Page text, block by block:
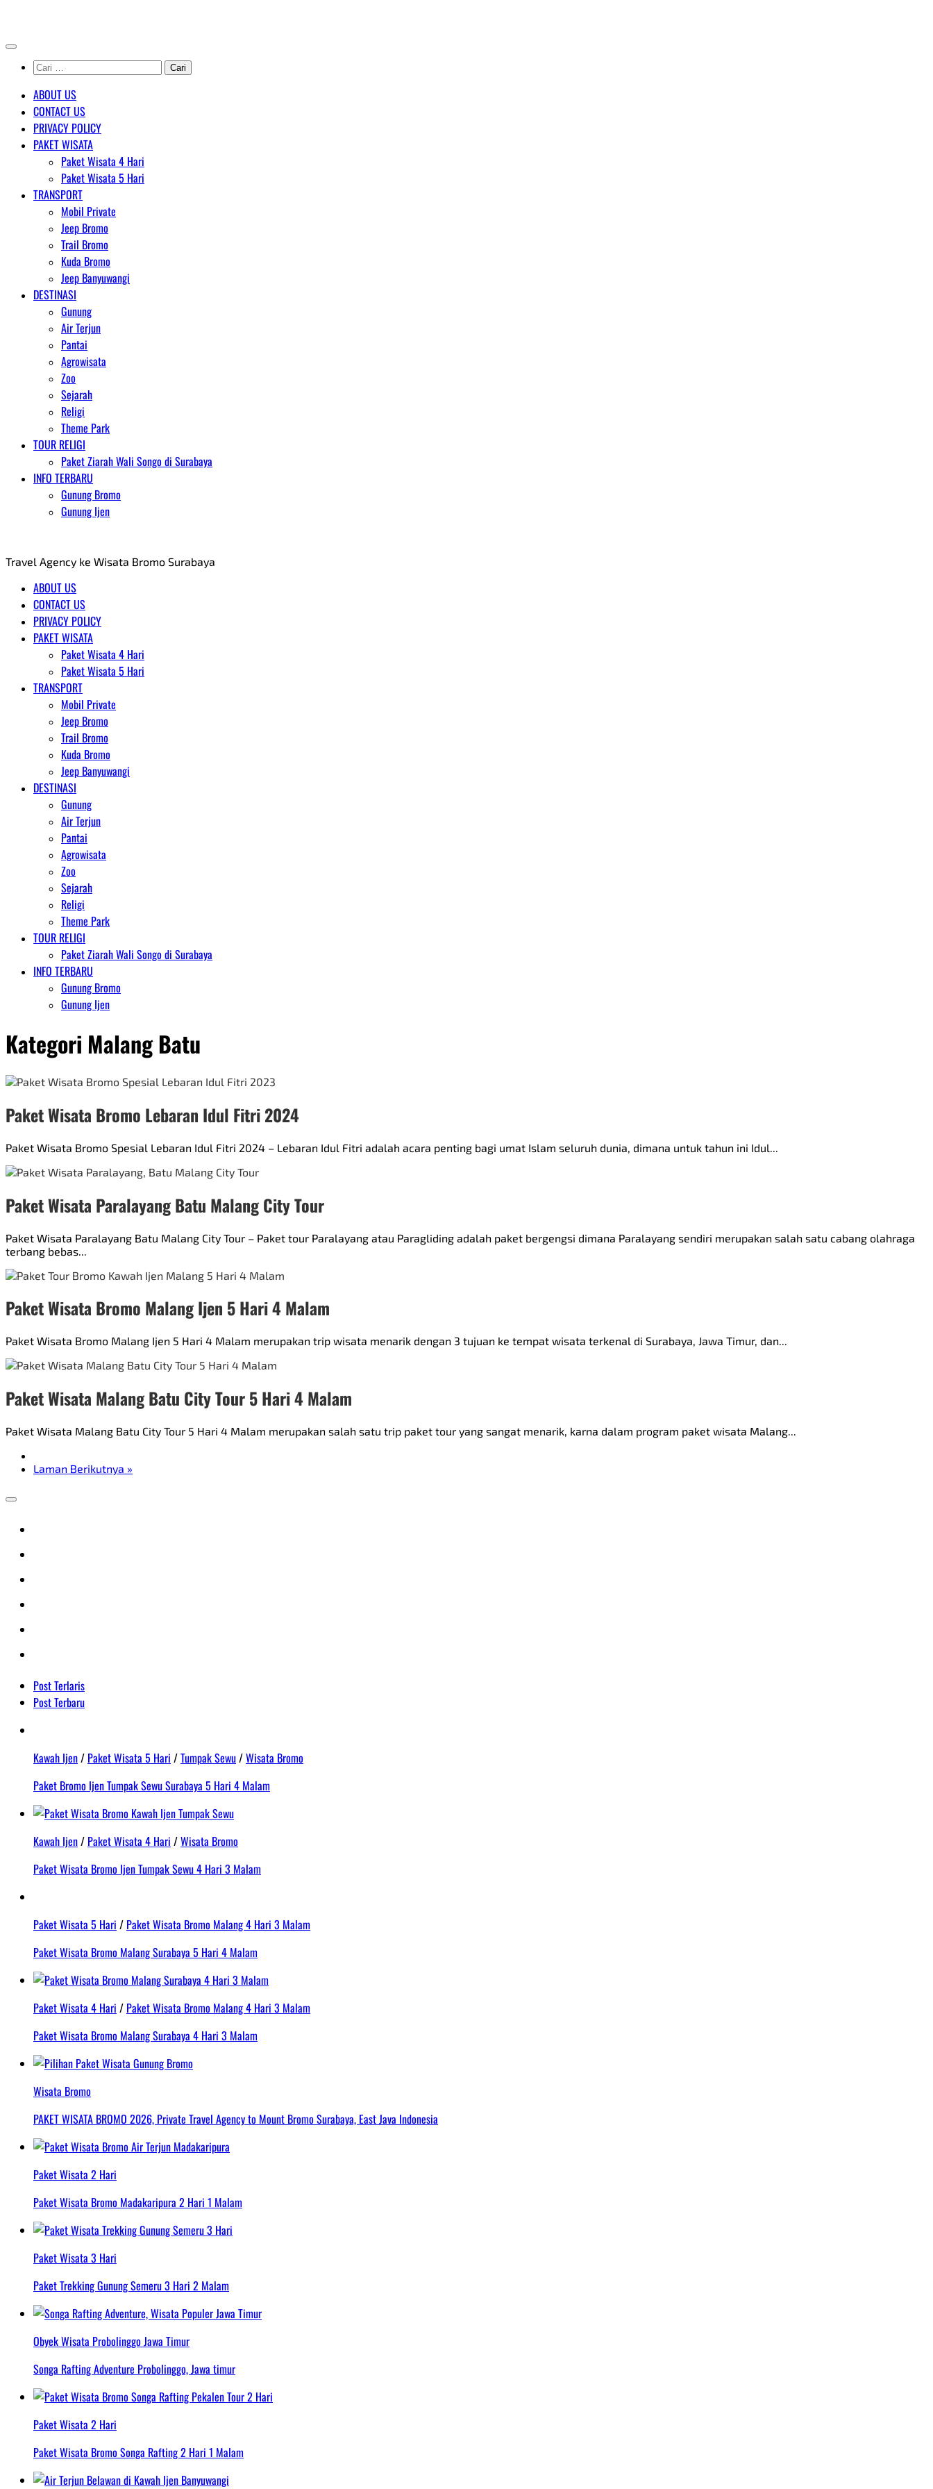
content
Cari
untuk:
ABOUT US
CONTACT US
PRIVACY POLICY
PAKET WISATA
Paket Wisata 4 Hari
Paket Wisata 5 Hari
TRANSPORT
Mobil Private
Jeep Bromo
Trail Bromo
Kuda Bromo
Jeep Banyuwangi
DESTINASI
Gunung
Air Terjun
Pantai
Agrowisata
Zoo
Sejarah
Religi
Theme Park
TOUR RELIGI
Paket Ziarah Wali Songo di Surabaya
INFO TERBARU
Gunung Bromo
Gunung Ijen
Travel Agency ke Wisata Bromo Surabaya
ABOUT US
CONTACT US
PRIVACY POLICY
PAKET WISATA
Paket Wisata 4 Hari
Paket Wisata 5 Hari
TRANSPORT
Mobil Private
Jeep Bromo
Trail Bromo
Kuda Bromo
Jeep Banyuwangi
DESTINASI
Gunung
Air Terjun
Pantai
Agrowisata
Zoo
Sejarah
Religi
Theme Park
TOUR RELIGI
Paket Ziarah Wali Songo di Surabaya
INFO TERBARU
Gunung Bromo
Gunung Ijen
Kategori Malang Batu
Paket Wisata Bromo Lebaran Idul Fitri 2024
Paket Wisata Bromo Spesial Lebaran Idul Fitri 2024 – Lebaran Idul Fitri adalah acara penting bagi umat Islam seluruh dunia, dimana untuk tahun ini Idul...
Paket Wisata Paralayang Batu Malang City Tour
Paket Wisata Paralayang Batu Malang City Tour – Paket tour Paralayang atau Paragliding adalah paket bergengsi dimana Paralayang sendiri merupakan salah satu cabang olahraga
terbang bebas...
Paket Wisata Bromo Malang Ijen 5 Hari 4 Malam
Paket Wisata Bromo Malang Ijen 5 Hari 4 Malam merupakan trip wisata menarik dengan 3 tujuan ke tempat wisata terkenal di Surabaya, Jawa Timur, dan...
Paket Wisata Malang Batu City Tour 5 Hari 4 Malam
Paket Wisata Malang Batu City Tour 5 Hari 4 Malam merupakan salah satu trip paket tour yang sangat menarik, karna dalam program paket wisata Malang...
Laman Berikutnya »
Post Terlaris
Post Terbaru
Kawah Ijen/ Paket Wisata 5 Hari /Tumpak Sewu/Wisata Bromo
Paket Bromo Ijen Tumpak Sewu Surabaya 5 Hari 4 Malam
Kawah Ijen/ Paket Wisata 4 Hari /Wisata Bromo
Paket Wisata Bromo Ijen Tumpak Sewu 4 Hari 3 Malam
Paket Wisata 5 Hari / Paket Wisata Bromo Malang 4 Hari 3 Malam
Paket Wisata Bromo Malang Surabaya 5 Hari 4 Malam
Paket Wisata 4 Hari / Paket Wisata Bromo Malang 4 Hari 3 Malam
Paket Wisata Bromo Malang Surabaya 4 Hari 3 Malam
Wisata Bromo
PAKET WISATA BROMO 2026, Private Travel Agency to Mount Bromo Surabaya, East Java Indonesia
Paket Wisata 2 Hari
Paket Wisata Bromo Madakaripura 2 Hari 1 Malam
Paket Wisata 3 Hari
Paket Trekking Gunung Semeru 3 Hari 2 Malam
Obyek Wisata Probolinggo Jawa Timur
Songa Rafting Adventure Probolinggo, Jawa timur
Paket Wisata 2 Hari
Paket Wisata Bromo Songa Rafting 2 Hari 1 Malam